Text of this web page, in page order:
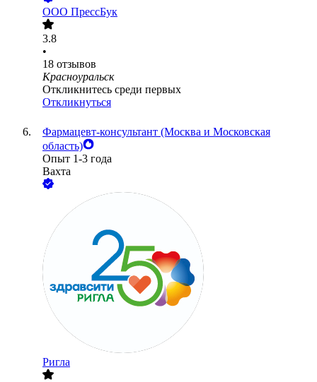
ООО ПрессБук
3.8
•
18 отзывов
Красноуральск
Откликнитесь среди первых
Откликнуться
Фармацевт-консультант (Москва и Московская
область)
Опыт 1-3 года
Вахта
Ригла